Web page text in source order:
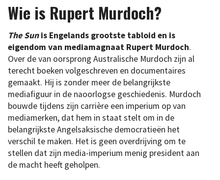
Wie is Rupert Murdoch?
The Sunis Engelands grootste tabloid en is
eigendom van mediamagnaat Rupert Murdoch.
Over de van oorsprong Australische Murdoch zijn al
terecht boeken volgeschreven en documentaires
gemaakt. Hij is zonder meer de belangrijkste
mediafiguur in de naoorlogse geschiedenis. Murdoch
bouwde tijdens zijn carrière een imperium op van
mediamerken, dat hem in staat stelt om in de
belangrijkste Angelsaksische democratieën het
verschil te maken. Het is geen overdrijving om te
stellen dat zijn media-imperium menig president aan
de macht heeft geholpen.